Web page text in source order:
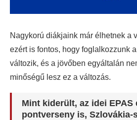
Nagykorú diákjaink már élhetnek a
ezért is fontos, hogy foglalkozzunk
változik, és a jövőben egyáltalán
minőségű lesz ez a változás.
Mint kiderült, az idei EPAS
pontverseny is, Szlovákia-